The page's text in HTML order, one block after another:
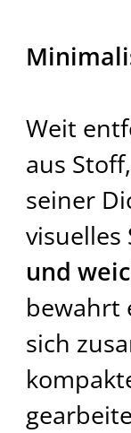
Weit
aus
seiner
und
bewahrt
sich